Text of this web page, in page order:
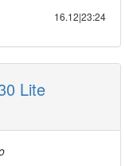
16.12|23:24
Lite